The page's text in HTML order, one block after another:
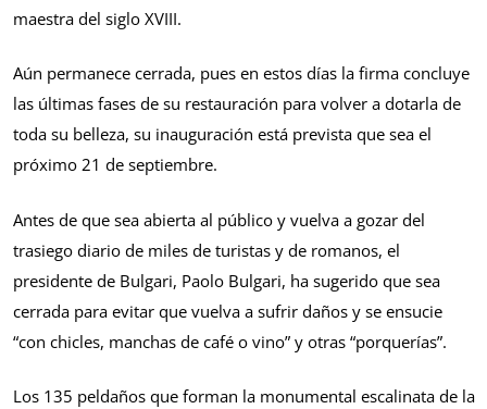
maestra del siglo XVIII.
Aún permanece cerrada, pues en estos días la firma concluye
las últimas fases de su restauración para volver a dotarla de
toda su belleza, su inauguración está prevista que sea el
próximo 21 de septiembre.
Antes de que sea abierta al público y vuelva a gozar del
trasiego diario de miles de turistas y de romanos, el
presidente de Bulgari, Paolo Bulgari, ha sugerido que sea
cerrada para evitar que vuelva a sufrir daños y se ensucie
“con chicles, manchas de café o vino” y otras “porquerías”.
Los 135 peldaños que forman la monumental escalinata de la